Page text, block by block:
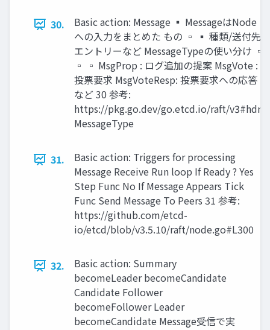
30.
Basic action: Message ▪ MessageはNode
への入力をまとめた もの ▫ ▪ 種類/送付先/
エントリーなど MessageTypeの使い分け ▫
▫ ▫ MsgProp : ログ追加の提案 MsgVote :
投票要求 MsgVoteResp: 投票要求への応答
など 30 参考:
https://pkg.go.dev/go.etcd.io/raft/v3#hdr-
MessageType
31.
Basic action: Triggers for processing
Message Receive Run loop If Ready ? Yes
Step Func No If Message Appears Tick
Func Send Message To Peers 31 参考:
https://github.com/etcd-
io/etcd/blob/v3.5.10/raft/node.go#L300
32.
Basic action: Summary
becomeLeader becomeCandidate
Candidate Follower
becomeFollower Leader
becomeCandidate Message受信で実